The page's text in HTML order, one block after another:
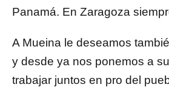
Panamá. En Zaragoza
A Mueina le deseamos
y desde ya nos ponemos a
trabajar juntos en pro del